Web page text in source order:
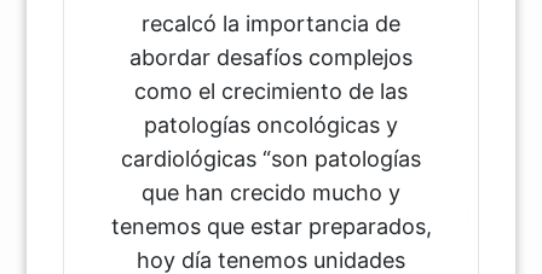
recalcó la importancia de
abordar desafíos complejos
como el crecimiento de las
patologías oncológicas y
cardiológicas “son patologías
que han crecido mucho y
tenemos que estar preparados,
hoy día tenemos unidades